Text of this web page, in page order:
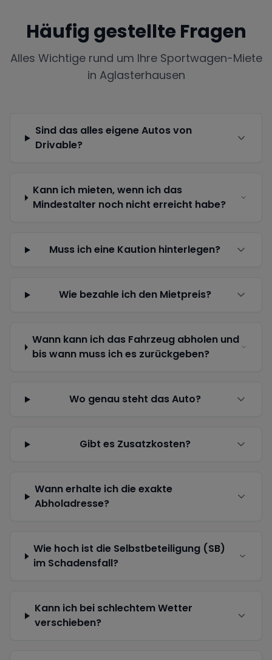
Häufig gestellte Fragen
Alles Wichtige rund um Ihre Sportwagen-Miete
in Aglasterhausen
Sind das alles eigene Autos von
Drivable?
Kann ich mieten, wenn ich das
Mindestalter noch nicht erreicht habe?
Muss ich eine Kaution hinterlegen?
Wie bezahle ich den Mietpreis?
Wann kann ich das Fahrzeug abholen und
bis wann muss ich es zurückgeben?
Wo genau steht das Auto?
Gibt es Zusatzkosten?
Wann erhalte ich die exakte
Abholadresse?
Wie hoch ist die Selbstbeteiligung (SB)
im Schadensfall?
Kann ich bei schlechtem Wetter
verschieben?